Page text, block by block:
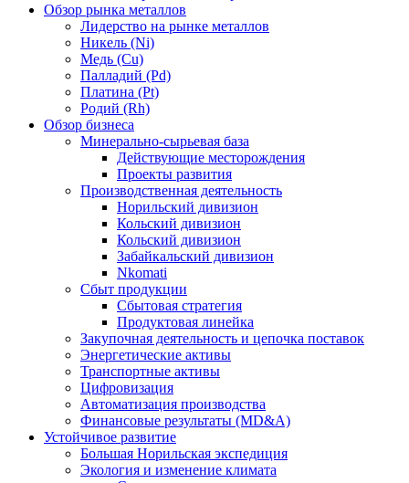
Обзор рынка металлов
Лидерство на рынке металлов
Никель (Ni)
Медь (Cu)
Палладий (Pd)
Платина (Pt)
Родий (Rh)
Обзор бизнеса
Минерально-сырьевая база
Действующие месторождения
Проекты развития
Производственная деятельность
Норильский дивизион
Кольский дивизион
Кольский дивизион
Забайкальский дивизион
Nkomati
Сбыт продукции
Сбытовая стратегия
Продуктовая линейка
Закупочная деятельность и цепочка поставок
Энергетические активы
Транспортные активы
Цифровизация
Автоматизация производства
Финансовые результаты (MD&A)
Устойчивое развитие
Большая Норильская экспедиция
Экология и изменение климата